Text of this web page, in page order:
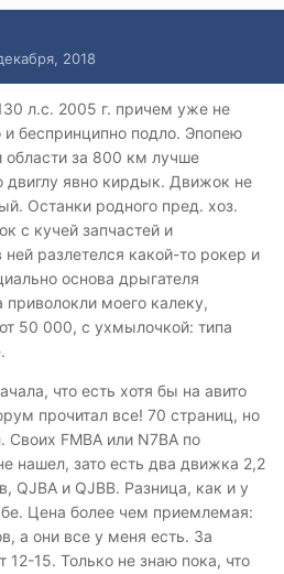
2018
л.с. 2005 г. причем уже не
и беспринципно подло. Эпопею
области за 800 км лучше
двиглу явно кирдык. Движок не
Останки родного пред. хоз.
с кучей запчастей и
разлетелся какой-то рокер и
основа дрыгателя
моего калеку,
50 000, с ухмылочкой: типа
что есть хотя бы на авито
прочитал все! 70 страниц, но
Своих FMBA или N7BA по
нашел, зато есть два движка 2,2
QJBA и QJBB. Разница, как и у
Цена более чем приемлемая:
а они все у меня есть. За
12-15. Только не знаю пока, что